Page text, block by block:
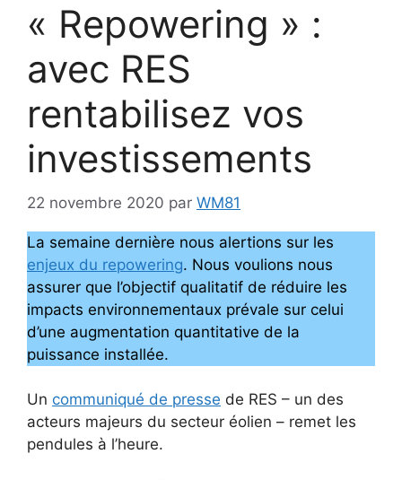
« Repowering » :
avec RES
rentabilisez vos
investissements
22 novembre 2020 par WM81
La semaine dernière nous alertions sur les
enjeux du repowering. Nous voulions nous
assurer que l’objectif qualitatif de réduire les
impacts environnementaux prévale sur celui
d’une augmentation quantitative de la
puissance installée.
Un communiqué de presse de RES – un des
acteurs majeurs du secteur éolien – remet les
pendules à l’heure.